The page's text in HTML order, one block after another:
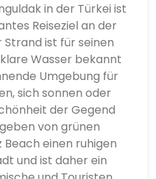
in der Türkei ist
Reiseziel an der
ist für seinen
Wasser bekannt
Umgebung für
sich sonnen oder
der Gegend
von grünen
einen ruhigen
und ist daher ein